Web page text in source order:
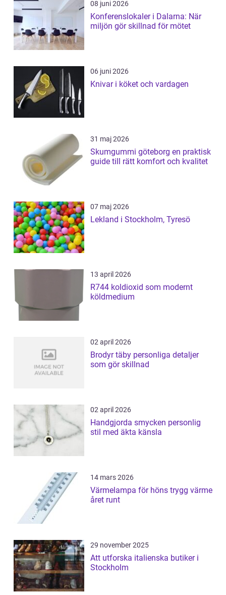
08 juni 2026
Konferenslokaler i Dalarna: När
miljön gör skillnad för mötet
06 juni 2026
Knivar i köket och vardagen
31 maj 2026
Skumgummi göteborg en praktisk
guide till rätt komfort och kvalitet
07 maj 2026
Lekland i Stockholm, Tyresö
13 april 2026
R744 koldioxid som modernt
köldmedium
02 april 2026
Brodyr täby personliga detaljer
som gör skillnad
02 april 2026
Handgjorda smycken personlig
stil med äkta känsla
14 mars 2026
Värmelampa för höns trygg värme
året runt
29 november 2025
Att utforska italienska butiker i
Stockholm